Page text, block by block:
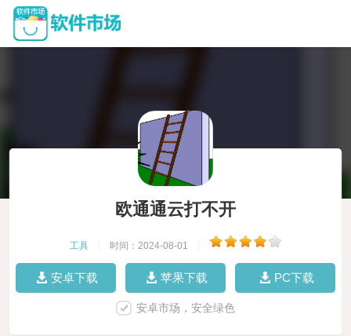
欧通通云打不开
工具 时间：2024-08-01
安卓下载 苹果下载 PC下载
安卓市场，安全绿色